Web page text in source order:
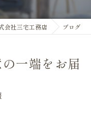
会社三宅工務店 ブログ
一端をお届